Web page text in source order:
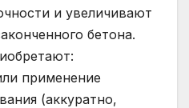
и увеличивают
бетона.
применение
(аккуратно,